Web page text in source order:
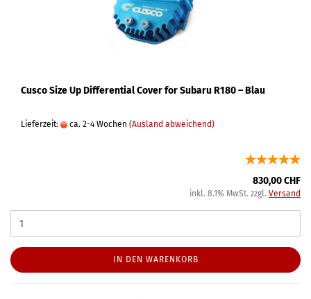
Cusco Size Up Differential Cover for Subaru R180 – Blau
Lieferzeit: ca. 2-4 Wochen (Ausland abweichend)
830,00 CHF
inkl. 8.1% MwSt. zzgl. Versand
IN DEN WARENKORB